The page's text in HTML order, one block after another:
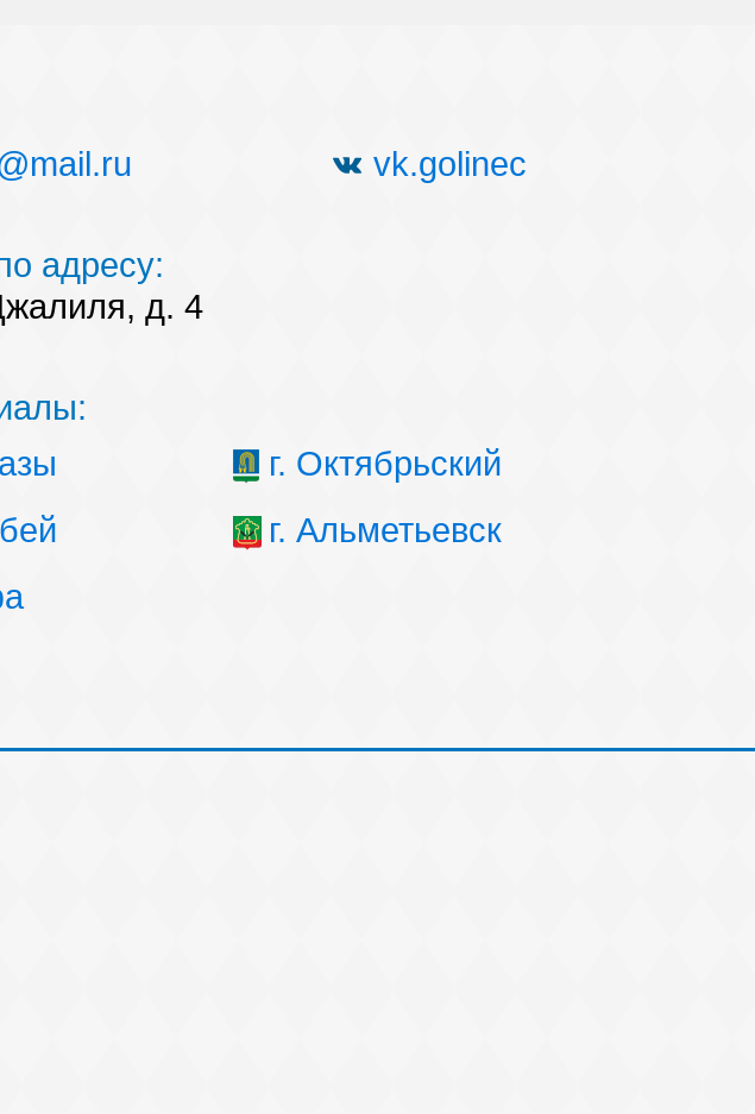
vk.golinec
адресу:
д. 4
г. Октябрьский
г. Альметьевск